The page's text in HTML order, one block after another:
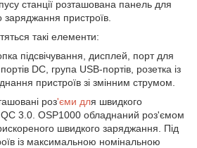
станції розташована панель для
заряджання пристроїв.
такі елементи:
підсвічування, дисплей, порт для
DC, група USB-портів, розетка із
пристроїв зі змінним струмом.
роз'єми для швидкого
3.0. OSP1000 обладнаний роз'ємом
швидкого заряджання. Під
із максимальною номінальною